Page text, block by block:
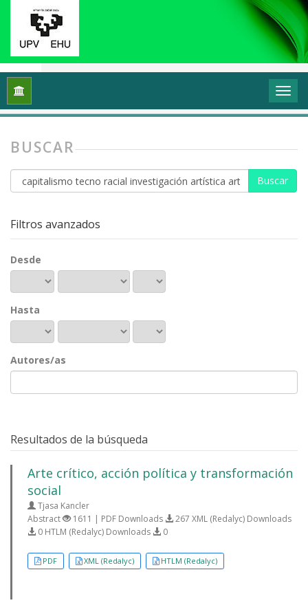
Inicio
BUSCAR
Buscar
artículos
Filtros avanzados
Desde
Hasta
Autores/as
Resultados de la búsqueda
Arte crítico, acción política y transformación
social
Tjasa Kancler
Abstract
1611 | PDF Downloads
267 XML (Redalyc) Downloads
0 HTLM (Redalyc) Downloads
0
PDF XML (Redalyc) HTLM (Redalyc)